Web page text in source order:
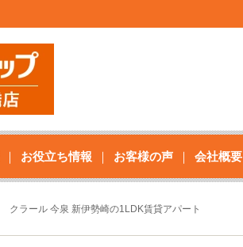
お役立ち情報 お客様の声 会社概要
クラール 今泉 新伊勢崎の1LDK賃貸アパート